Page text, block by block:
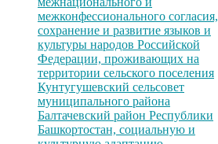
межконфессионального согласия,
сохранение и развитие языков и
культуры народов Российской
Федерации, проживающих на
территории сельского поселения
Кунтугушевский сельсовет
муниципального района
Балтачевский район Республики
Башкортостан, социальную и